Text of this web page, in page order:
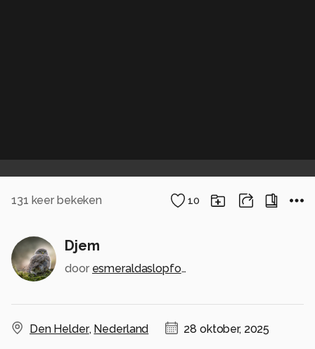
131 keer bekeken 10
Djem
door esmeraldaslopfotografie
Den Helder, Nederland 28 oktober, 2025